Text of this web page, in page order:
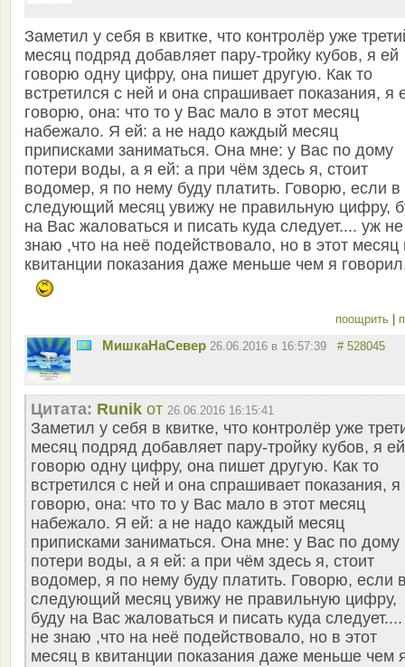
Заметил у себя в квитке, что контролёр уже
месяц подряд добавляет пару-тройку кубов, я ей
говорю одну цифру, она пишет другую. Как то
встретился с ней и она спрашивает показания, я
говорю, она: что то у Вас мало в этот месяц
набежало. Я ей: а не надо каждый месяц
приписками заниматься. Она мне: у Вас по дому
потери воды, а я ей: а при чём здесь я, стоит
водомер, я по нему буду платить. Говорю, если в
следующий месяц увижу не правильную цифру,
на Вас жаловаться и писать куда следует.... уж не
знаю ,что на неё подействовало, но в этот месяц
квитанции показания даже меньше чем я
поощрить
МишкаНаСевер 26.06.2016 в 16:57:39 # 528045
Цитата: Runik от 26.06.2016 16:15:41
Заметил у себя в квитке, что контролёр уже
месяц подряд добавляет пару-тройку кубов, я ей
говорю одну цифру, она пишет другую. Как то
встретился с ней и она спрашивает показания, я
говорю, она: что то у Вас мало в этот месяц
набежало. Я ей: а не надо каждый месяц
приписками заниматься. Она мне: у Вас по дому
потери воды, а я ей: а при чём здесь я, стоит
водомер, я по нему буду платить. Говорю, если
следующий месяц увижу не правильную цифру,
буду на Вас жаловаться и писать куда
не знаю ,что на неё подействовало, но в этот
месяц в квитанции показания даже меньше чем